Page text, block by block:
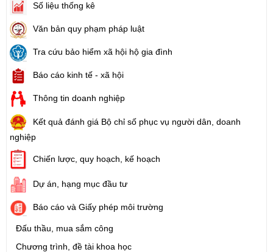
Số liệu thống kê
Văn bản quy phạm pháp luật
Tra cứu bảo hiểm xã hội hộ gia đình
Báo cáo kinh tế - xã hội
Thông tin doanh nghiệp
Kết quả đánh giá Bộ chỉ số phục vụ người dân, doanh
nghiệp
Chiến lược, quy hoạch, kế hoạch
Dự án, hạng mục đầu tư
Báo cáo và Giấy phép môi trường
Đấu thầu, mua sắm công
Chương trình, đề tài khoa học